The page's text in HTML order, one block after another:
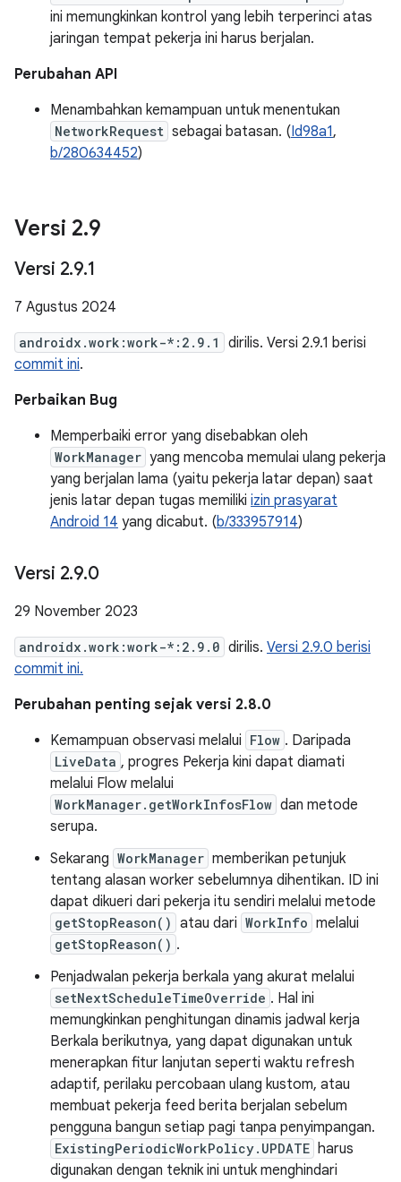
ini memungkinkan kontrol yang lebih terperinci atas
jaringan tempat pekerja ini harus berjalan.
Perubahan API
Menambahkan kemampuan untuk menentukan
NetworkRequest sebagai batasan. (Id98a1,
b/280634452)
Versi 2.9
Versi 2.9.1
7 Agustus 2024
androidx.work:work-*:2.9.1
dirilis. Versi 2.9.1 berisi
commit ini.
Perbaikan Bug
Memperbaiki error yang disebabkan oleh
WorkManager yang mencoba memulai ulang pekerja
yang berjalan lama (yaitu pekerja latar depan) saat
jenis latar depan tugas memiliki izin prasyarat
Android 14 yang dicabut. (b/333957914)
Versi 2.9.0
29 November 2023
androidx.work:work-*:2.9.0 dirilis. Versi 2.9.0 berisi
commit ini.
Perubahan penting sejak versi 2.8.0
Kemampuan observasi melalui Flow . Daripada
LiveData , progres Pekerja kini dapat diamati
melalui Flow melalui
WorkManager.getWorkInfosFlow dan metode
serupa.
Sekarang WorkManager memberikan petunjuk
tentang alasan worker sebelumnya dihentikan. ID ini
dapat dikueri dari pekerja itu sendiri melalui metode
getStopReason() atau dari WorkInfo melalui
getStopReason() .
Penjadwalan pekerja berkala yang akurat melalui
setNextScheduleTimeOverride . Hal ini
memungkinkan penghitungan dinamis jadwal kerja
Berkala berikutnya, yang dapat digunakan untuk
menerapkan fitur lanjutan seperti waktu refresh
adaptif, perilaku percobaan ulang kustom, atau
membuat pekerja feed berita berjalan sebelum
pengguna bangun setiap pagi tanpa penyimpangan.
ExistingPeriodicWorkPolicy.UPDATE harus
digunakan dengan teknik ini untuk menghindari